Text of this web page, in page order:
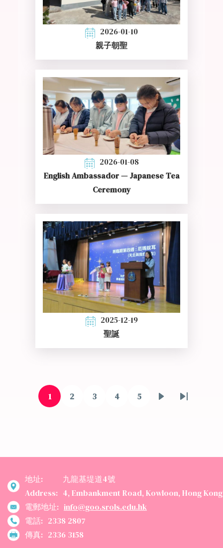
2026-01-10
親子朝聖
2026-01-08
English Ambassador — Japanese Tea
Ceremony
2025-12-19
聖誕
Pagination
目
1
頁
2
頁
3
頁
4
頁
5
Last
地址:
Address:
九龍基堤道4號
4, Embankment Road, Kowloon, Hong Kong
電郵地址: info@goo.srols.edu.hk
電話: 2338 2807
傳真: 2336 3158